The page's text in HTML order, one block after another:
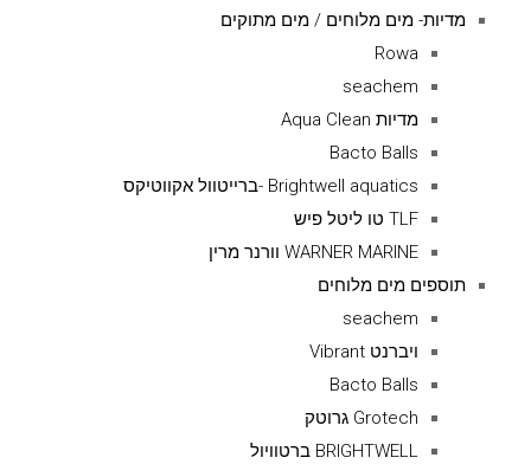
מדיות- מים מלוחים / מים מתוקים
Rowa
seachem
מדיות Aqua Clean
Bacto Balls
Brightwell aquatics -ברייטוול אקווטיקס
TLF טו ליטל פיש
WARNER MARINE וורנר מרין
תוספים מים מלוחים
seachem
ויברנט Vibrant
Bacto Balls
Grotech גרוטק
BRIGHTWELL ברטוויול